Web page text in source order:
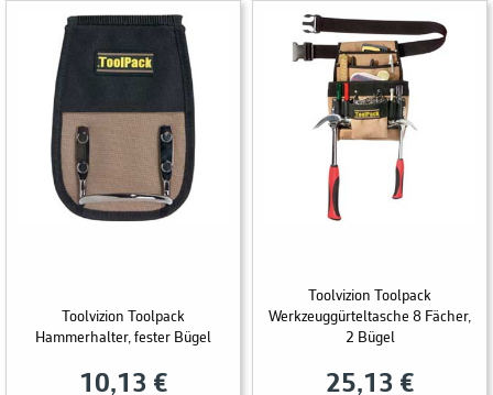
Toolvizion Toolpack
Hammerhalter, fester Bügel
10,13 €
Toolvizion Toolpack
Werkzeuggürteltasche 8 Fächer,
2 Bügel
25,13 €